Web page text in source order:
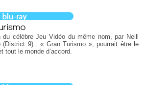
du célèbre Jeu Vidéo du même nom, par Neill
(District 9) : « Gran Turismo », pourrait être le
tout le monde d’accord.